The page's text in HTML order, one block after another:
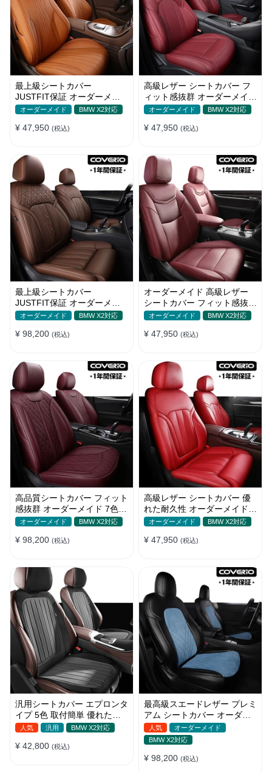
最上級シートカバー
JUSTFIT保証 オーダーメイ
ド 防水レザー 7色 おしゃれ
オーダーメイド BMW X2対応
¥ 47,950 (税込)
高級レザー シートカバー フ
ィット感抜群 オーダーメイド
5色 防水 耐摩耗性 全席セッ
オーダーメイド BMW X2対応
¥ 47,950 (税込)
最上級シートカバー
JUSTFIT保証 オーダーメイ
ド 防水レザー 通気性 おしゃ
オーダーメイド BMW X2対応
¥ 98,200 (税込)
オーダーメイド 高級レザー
シートカバー フィット感抜群
防水防汚 おしゃれ 全席セッ
オーダーメイド BMW X2対応
¥ 47,950 (税込)
高品質シートカバー フィット
感抜群 オーダーメイド 7色レ
ザー 防水 軽/普自動車 SUV
オーダーメイド BMW X2対応
¥ 98,200 (税込)
高級レザー シートカバー 優
れた耐久性 オーダーメイド
フィット感 防汚防水 おしゃ
オーダーメイド BMW X2対応
¥ 47,950 (税込)
汎用シートカバー エプロンタ
イプ 5色 取付簡単 優れた耐
摩耗性 おしゃれ 軽/普自動車
人気 汎用 BMW X2対応
¥ 42,800 (税込)
最高級スエードレザー プレミ
アム シートカバー オーダー
メイド かわいい 全車種対応
人気
オーダーメイド
BMW X2対応
¥ 98,200 (税込)